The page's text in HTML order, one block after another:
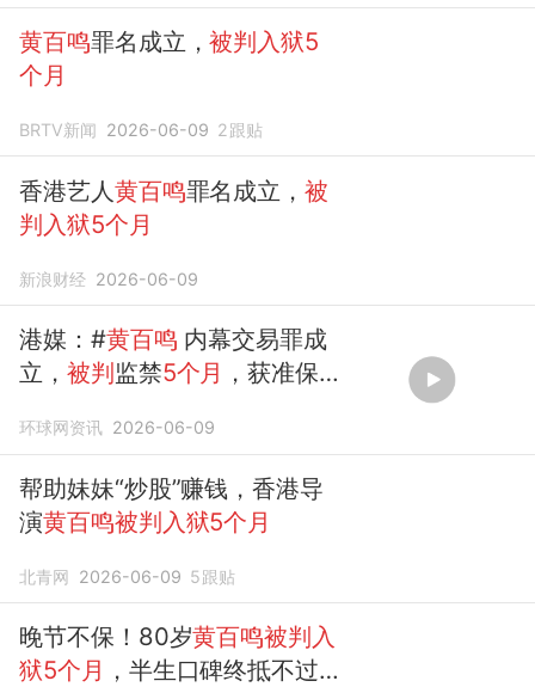
黄百鸣罪名成立，被判入狱5
个月
BRTV新闻 2026-06-09 2跟贴
香港艺人黄百鸣罪名成立， 被
判入狱5个月
新浪财经 2026-06-09
港媒：#黄百鸣 内幕交易罪成
立，被判监禁5个月 ，获准保
环球网资讯 2026-06-09
帮助妹妹“炒股”赚钱，香港导
演黄百鸣被判入狱5个月
北青网 2026-06-09 5跟贴
晚节不保！80岁黄百鸣被判入
狱5个月 ，半生口碑终抵不过